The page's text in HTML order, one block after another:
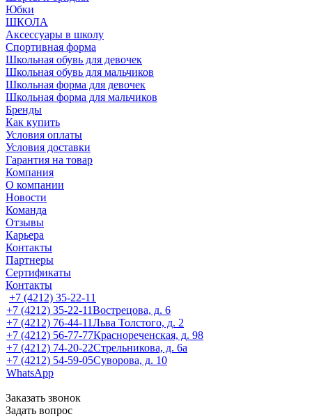
Юбки
ШКОЛА
Аксессуары в школу
Спортивная форма
Школьная обувь для девочек
Школьная обувь для мальчиков
Школьная форма для девочек
Школьная форма для мальчиков
Бренды
Как купить
Условия оплаты
Условия доставки
Гарантия на товар
Компания
О компании
Новости
Команда
Отзывы
Карьера
Контакты
Партнеры
Сертификаты
Контакты
+7 (4212) 35-22-11
+7 (4212) 35-22-11Вострецова, д. 6
+7 (4212) 76-44-11Льва Толстого, д. 2
+7 (4212) 56-77-77Краснореченская, д. 98
+7 (4212) 74-20-22Стрельникова, д. 6а
+7 (4212) 54-59-05Суворова, д. 10
WhatsApp
Заказать звонок
Задать вопрос